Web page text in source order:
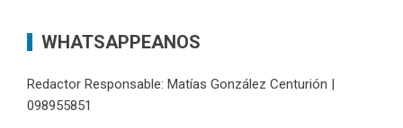
WHATSAPPEANOS
Redactor Responsable: Matías González Centurión |
098955851